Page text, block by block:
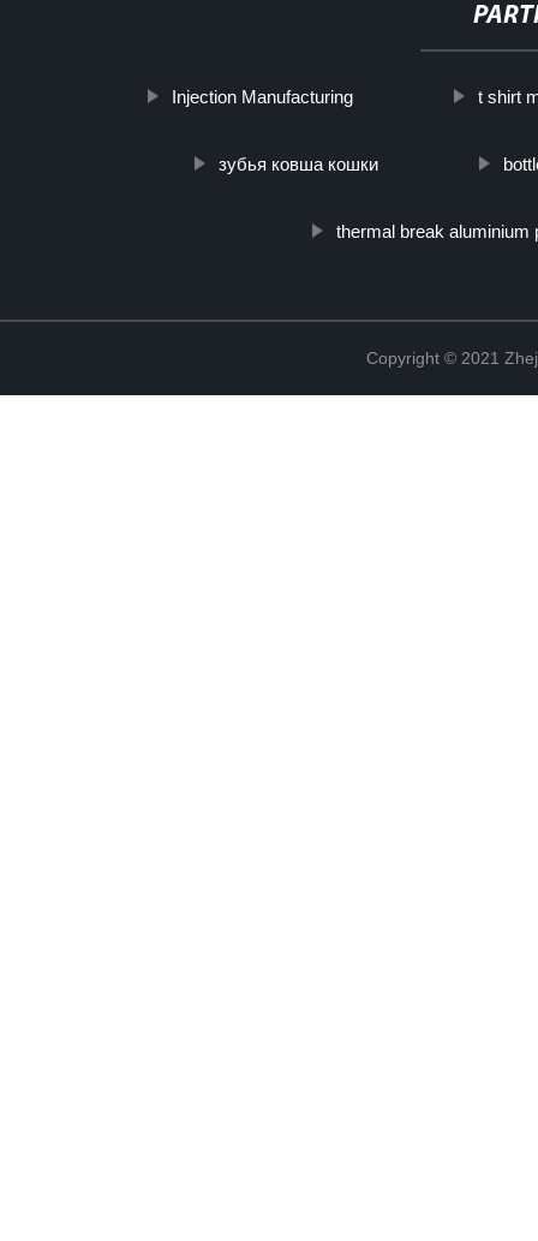
Injection Manufacturing t shirt
зубья ковша кошки
thermal break aluminium
Copyright © 2021